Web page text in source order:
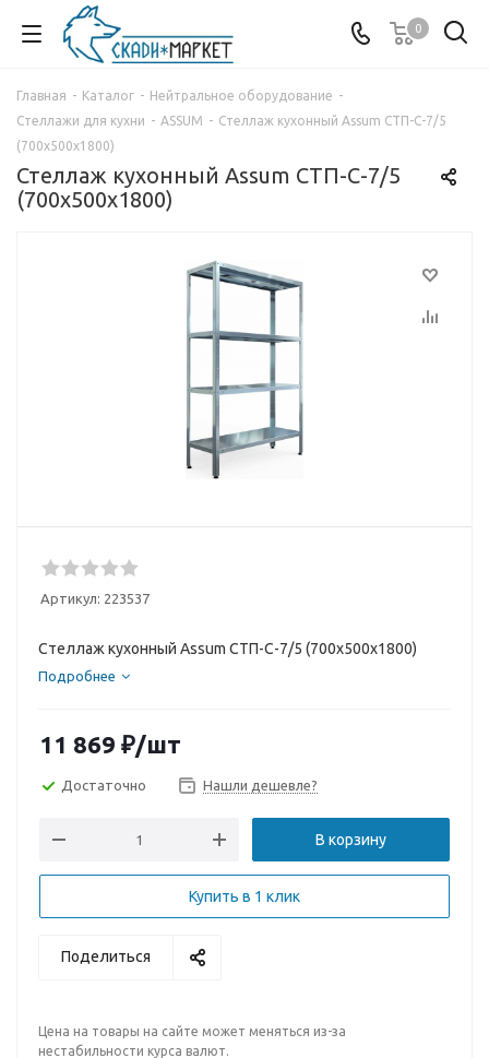
0
Главная - Каталог - Нейтральное оборудование -
Стеллажи для кухни - ASSUM - Стеллаж кухонный Assum СТП-С-7/5
(700х500х1800)
Стеллаж кухонный Assum СТП-С-7/5
(700х500х1800)
Артикул: 223537
Стеллаж кухонный Assum СТП-С-7/5 (700х500х1800)
Подробнее
11 869 ₽/шт
Достаточно Нашли дешевле?
В корзину
Купить в 1 клик
Поделиться
Цена на товары на сайте может меняться из-за
нестабильности курса валют.